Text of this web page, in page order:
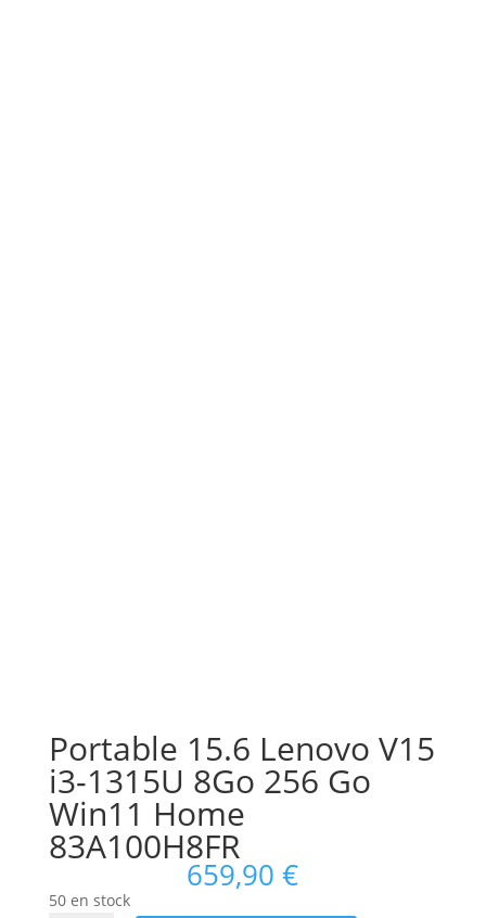
Portable 15.6 Lenovo V15
i3-1315U 8Go 256 Go
Win11 Home
83A100H8FR
659,90€
50 en stock